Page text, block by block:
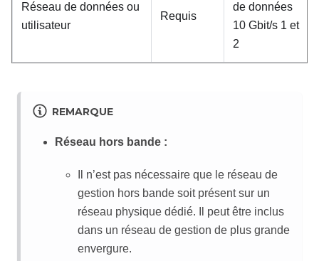
Réseau de données ou
utilisateur
Requis
de données
10 Gbit/s 1 et
2
REMARQUE
Réseau hors bande :
Il n’est pas nécessaire que le réseau de
gestion hors bande soit présent sur un
réseau physique dédié. Il peut être inclus
dans un réseau de gestion de plus grande
envergure.